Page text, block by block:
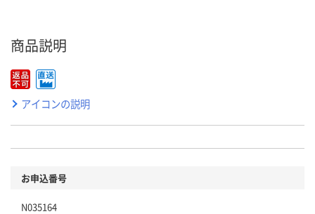
商品説明
アイコンの説明
お申込番号
N035164